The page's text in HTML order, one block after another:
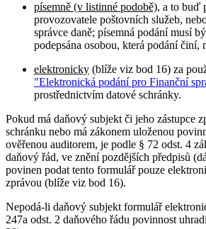
písemně (v listinné podobě), a to buď
provozovatele poštovních služeb,
správce daně; písemná podání musí
podepsána osobou, která podání činí,
elektronicky (blíže viz bod 16) za
"Elektronická podání pro Finanční
prostřednictvím datové schránky.
Pokud má daňový subjekt či jeho zástupce
schránku nebo má zákonem uloženou
ověřenou auditorem, je podle § 72 odst. 4
daňový řád, ve znění pozdějších předpisů
povinen podat tento formulář pouze
zprávou (blíže viz bod 16).
Nepodá-li daňový subjekt formulář
247a odst. 2 daňového řádu povinnost